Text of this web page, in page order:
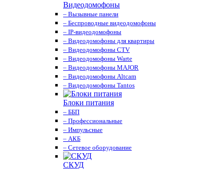
Видеодомофоны
– Вызывные панели
– Беспроводные видеодомофоны
– IP-видеодомофоны
– Видеодомофоны для квартиры
– Видеодомофоны CTV
– Видеодомофоны Warte
– Видеодомофоны MAJOR
– Видеодомофоны Altcam
– Видеодомофоны Tantos
Блоки питания
– ББП
– Профессиональные
– Импульсные
– АКБ
– Сетевое оборудование
СКУД